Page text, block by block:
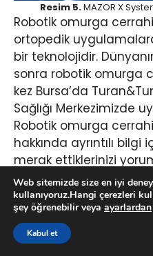
Resim 5.MAZOR X
Robotik omurga
ortopedik
bir teknolojidir.
sonra robotik omurga
kez Bursa’da
Sağlığı Merkezimizde
Robotik omurga
hakkında ayrıntılı bilgi
merak ettiklerinizi
paylaşabilirsiniz.
Kamburluk
Hakkında
Web sitemizde size en iyi
kullanıyoruz.Hangi çerezleri
şey öğrenebilir veya ayarlardan
Kabul et